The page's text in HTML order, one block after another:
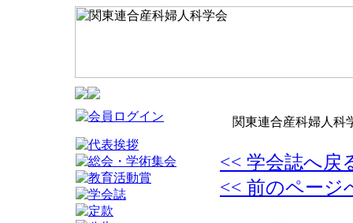
関東連合産科婦人科
<< 学会誌へ戻
<< 前のページ